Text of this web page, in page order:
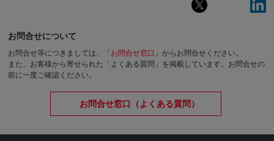
お問合せについて
お問合せ等につきましては、「 お問合せ窓口 」からお問合せください。
また、お客様から寄せられた「よくある質問」を掲載しています。お問合せの
前に一度ご確認ください。
お問合せ窓口（よくある質問）